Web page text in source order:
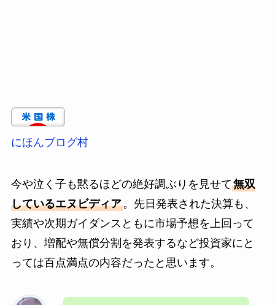
にほんブログ村
今や泣く子も黙るほどの絶好調ぶりを見せて無双
しているエヌビディア。先日発表された決算も、
実績や次期ガイダンスともに市場予想を上回って
おり、増配や無償分割を発表するなど投資家にと
っては百点満点の内容だったと思います。